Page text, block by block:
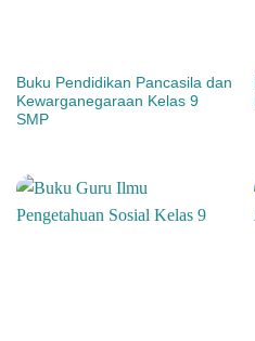
Buku Pendidikan Pancasila dan
Kewarganegaraan Kelas 9
SMP